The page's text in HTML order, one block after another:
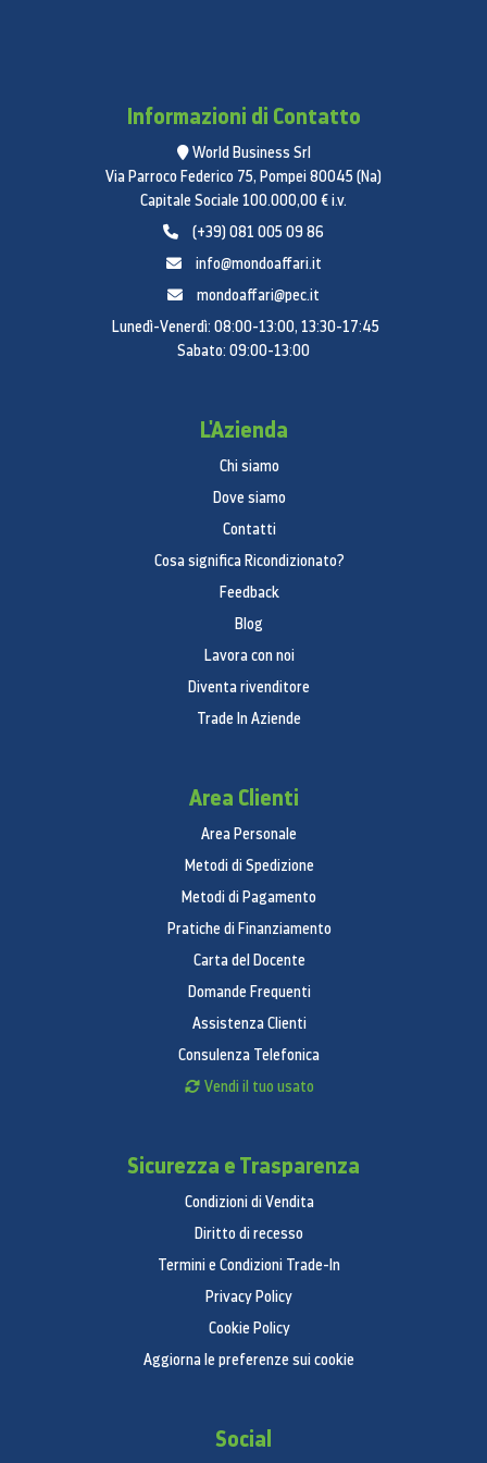
Informazioni di Contatto
World Business Srl
Via Parroco Federico 75, Pompei 80045 (Na)
Capitale Sociale 100.000,00 € i.v.
(+39) 081 005 09 86
info@mondoaffari.it
mondoaffari@pec.it
Lunedì-Venerdì: 08:00-13:00, 13:30-17:45
Sabato: 09:00-13:00
L'Azienda
Chi siamo
Dove siamo
Contatti
Cosa significa Ricondizionato?
Feedback
Blog
Lavora con noi
Diventa rivenditore
Trade In Aziende
Area Clienti
Area Personale
Metodi di Spedizione
Metodi di Pagamento
Pratiche di Finanziamento
Carta del Docente
Domande Frequenti
Assistenza Clienti
Consulenza Telefonica
Vendi il tuo usato
Sicurezza e Trasparenza
Condizioni di Vendita
Diritto di recesso
Termini e Condizioni Trade-In
Privacy Policy
Cookie Policy
Aggiorna le preferenze sui cookie
Social